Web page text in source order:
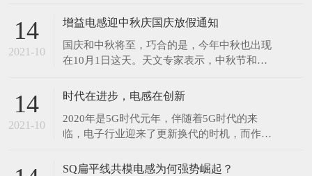
感的相关知识。前两天，有位客户给小编发了
一张图，让小编给他读一下数值，小编在一开
始看到图片的时候没觉得有什么奇怪之处，但
是在帮客户读数值的时候才发现原来这个色环
14
2021-10
增益电感迎中秋庆国庆放假通知
​国庆和中秋将至，巧合的是，今年中秋也出现
在10月1日这天。天文专家表示，中秋节和国
见。上一次是2001年，另外两次分别在2031
年和2077年。对此网友调侃：连国庆和中秋都
在一起了，而我还是单身。​中秋节每年固定在
农历的八月十五，但它在阳历中的日期却非常
14
2021-10
时代在进步，电感在创新
2020年是5G时代元年，伴随着5G时代的来
临，电子行业迎来了更新换代的时机，而作为
器，在新的时代将会有更大的发展空间。 伴
SQ扁平线共模电感为何强势崛起？